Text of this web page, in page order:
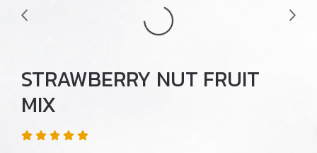
STRAWBERRY NUT FRUIT
MIX